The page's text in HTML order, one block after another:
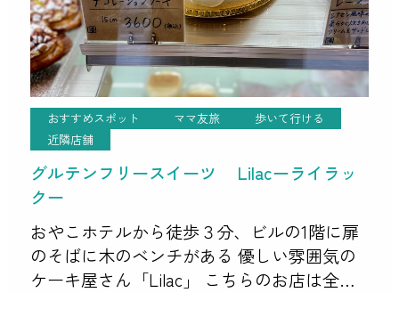
おすすめスポット ママ友旅
歩いて行ける
近隣店舗
グルテンフリースイーツ Lilacーライラッ
クー
おやこホテルから徒歩３分、ビルの1階に扉
のそばに木のベンチがある 優しい雰囲気の
ケーキ屋さん「Lilac」 こちらのお店は全て